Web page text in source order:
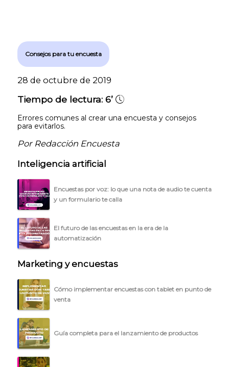
Consejos para tu encuesta
28 de octubre de 2019
Tiempo de lectura: 6’
Errores comunes al crear una encuesta y consejos
para evitarlos.
Por Redacción Encuesta
Inteligencia artificial
Encuestas por voz: lo que una nota de audio te cuenta
y un formulario te calla
El futuro de las encuestas en la era de la
automatización
Marketing y encuestas
Cómo implementar encuestas con tablet en punto de
venta
Guía completa para el lanzamiento de productos